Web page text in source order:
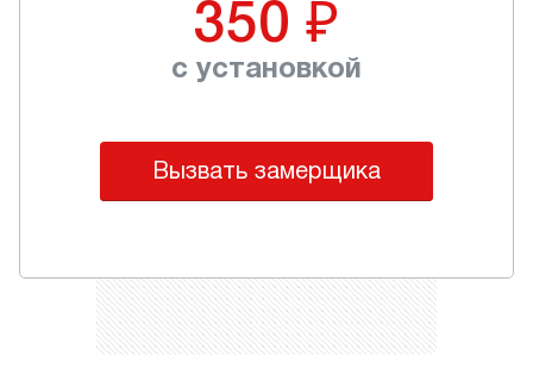
350 ₽
с установкой
Вызвать замерщика